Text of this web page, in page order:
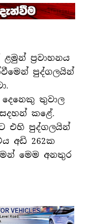
ප්‍රවාහනය
පුද්ගලයින්
තුවාල
කළේ.
එහි පුද්ගලයින්
අඩි 262ක
මෙම අනතුර